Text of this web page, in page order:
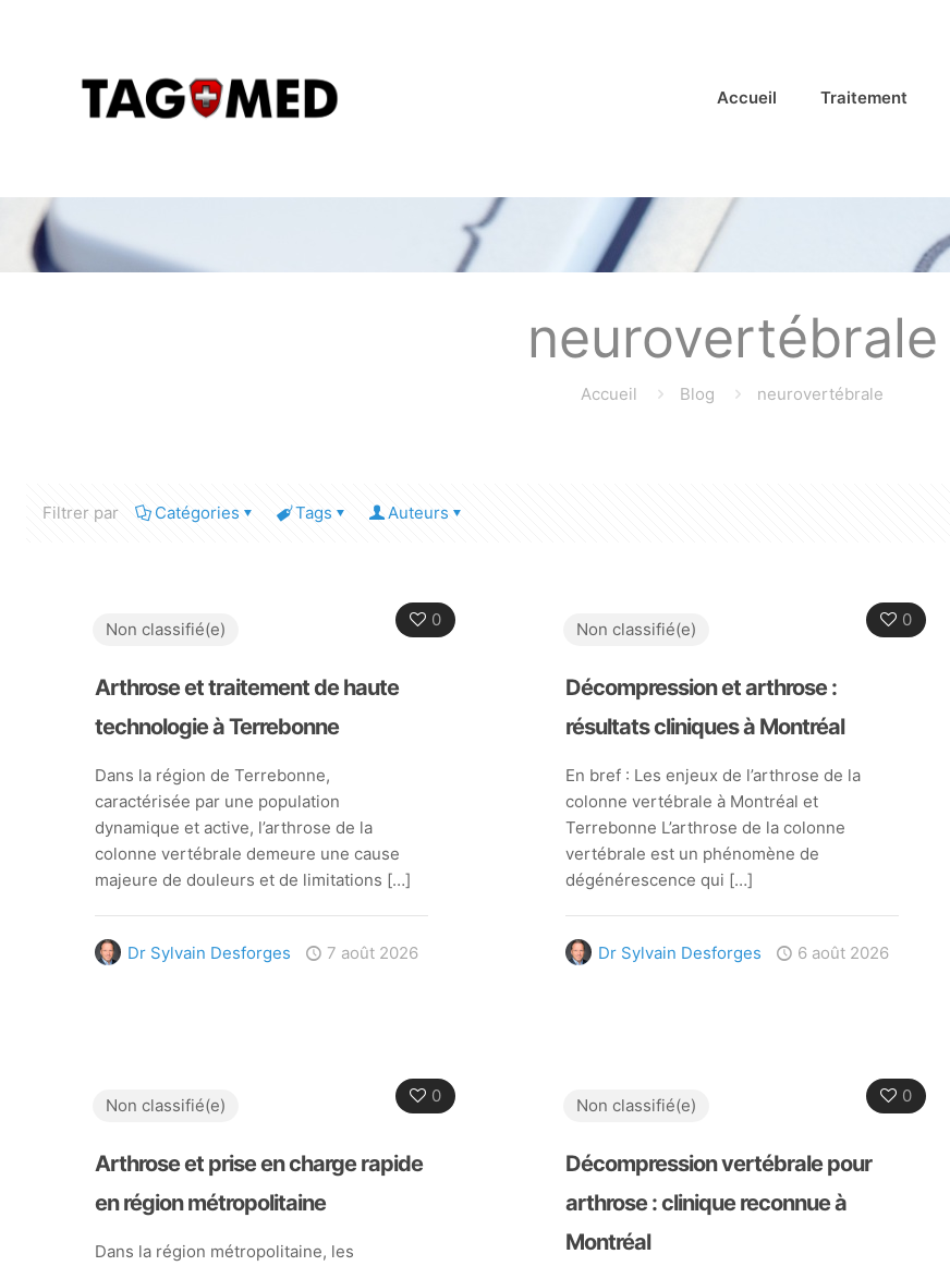
Accueil Traitement
neurovertébrale
Accueil Blog neurovertébrale
Filtrer par Catégories Tags Auteurs
0
Non classifié(e)
Arthrose et traitement de haute
technologie à Terrebonne
Dans la région de Terrebonne,
caractérisée par une population
dynamique et active, l’arthrose de la
colonne vertébrale demeure une cause
majeure de douleurs et de limitations […]
Dr Sylvain Desforges 7 août 2026
0
Non classifié(e)
Décompression et arthrose :
résultats cliniques à Montréal
En bref : Les enjeux de l’arthrose de la
colonne vertébrale à Montréal et
Terrebonne L’arthrose de la colonne
vertébrale est un phénomène de
dégénérescence qui […]
Dr Sylvain Desforges 6 août 2026
0
Non classifié(e)
Arthrose et prise en charge rapide
en région métropolitaine
Dans la région métropolitaine, les
0
Non classifié(e)
Décompression vertébrale pour
arthrose : clinique reconnue à
Montréal